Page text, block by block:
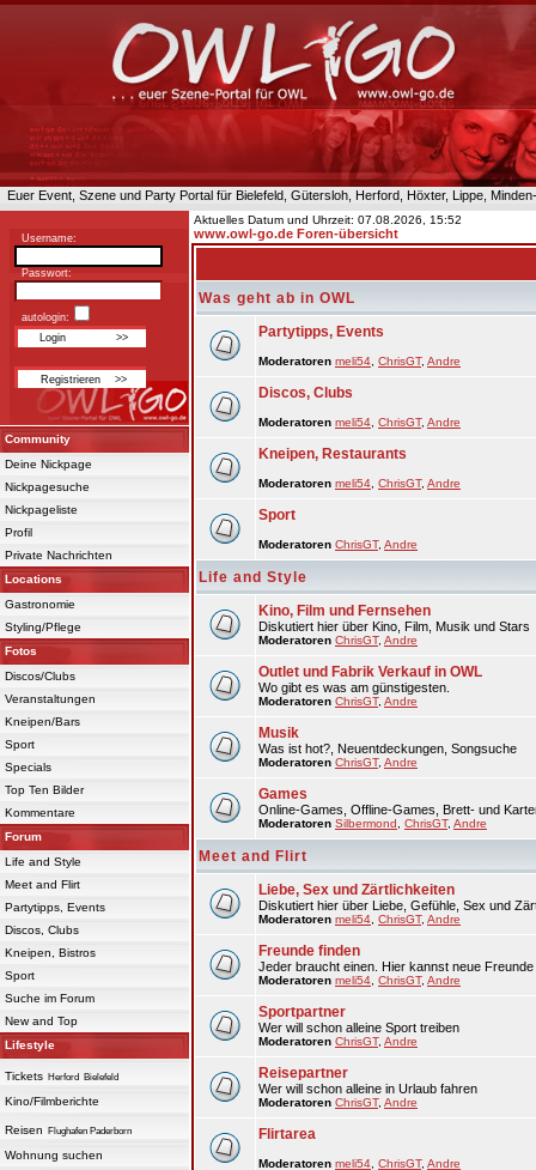
Euer Event, Szene und Party Portal für Bielefeld, Gütersloh, Herford, Höxter, Lippe,
Username:
Passwort:
autologin:
Community
Deine Nickpage
Nickpagesuche
Nickpageliste
Profil
Private Nachrichten
Locations
Gastronomie
Styling/Pflege
Fotos
Discos/Clubs
Veranstaltungen
Kneipen/Bars
Sport
Specials
Top Ten Bilder
Kommentare
Forum
Life and Style
Meet and Flirt
Partytipps, Events
Discos, Clubs
Kneipen, Bistros
Sport
Suche im Forum
New and Top
Lifestyle
Tickets Herford Bielefeld
Kino/Filmberichte
Reisen Flughafen Paderborn
Wohnung suchen
Aktuelles Datum und Uhrzeit: 07.08.2026, 15:52
www.owl-go.de Foren-übersicht
Was geht ab in OWL
Partytipps, Events
Moderatoren meli54 ChrisGT, Andre
Discos, Clubs
Moderatoren meli54 ChrisGT, Andre
Kneipen, Restaurants
Moderatoren meli54 ChrisGT, Andre
Sport
Moderatoren ChrisGT, Andre
Life and Style
Kino, Film und Fernsehen
Diskutiert hier über Kino, Film, Musik und Stars
Moderatoren ChrisGT, Andre
Outlet und Fabrik Verkauf in OWL
Wo gibt es was am günstigesten.
Moderatoren ChrisGT, Andre
Musik
Was ist hot?, Neuentdeckungen, Songsuche
Moderatoren ChrisGT, Andre
Games
Online-Games, Offline-Games, Brett- und
Moderatoren Silbermond ChrisGT, Andre
Meet and Flirt
Liebe, Sex und Zärtlichkeiten
Diskutiert hier über Liebe, Gefühle, Sex und
Moderatoren meli54 ChrisGT, Andre
Freunde finden
Jeder braucht einen. Hier kannst neue Freunde
Moderatoren meli54 ChrisGT, Andre
Sportpartner
Wer will schon alleine Sport treiben
Moderatoren ChrisGT, Andre
Reisepartner
Wer will schon alleine in Urlaub fahren
Moderatoren ChrisGT, Andre
Flirtarea
Moderatoren meli54 ChrisGT, Andre